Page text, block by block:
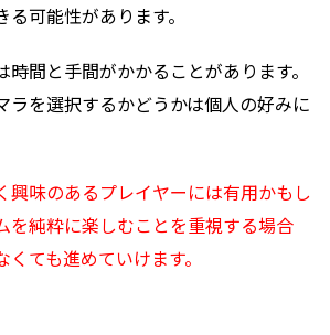
可能性があります。
間と手間がかかることがあります。
ラを選択するかどうかは個人の好みに
興味のあるプレイヤーには有用かもし
を純粋に楽しむことを重視する場合
ても進めていけます。